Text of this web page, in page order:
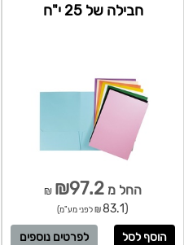
חבילה של 25 י"ח
החל מ ₪97.2
₪
(83.1 ₪ לפני מע"מ)
לפרטים נוספים